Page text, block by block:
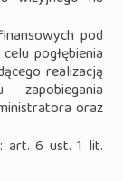
pod
pogłębienia
realizacją
zapobiegania
oraz
art. 6 ust. 1 lit.